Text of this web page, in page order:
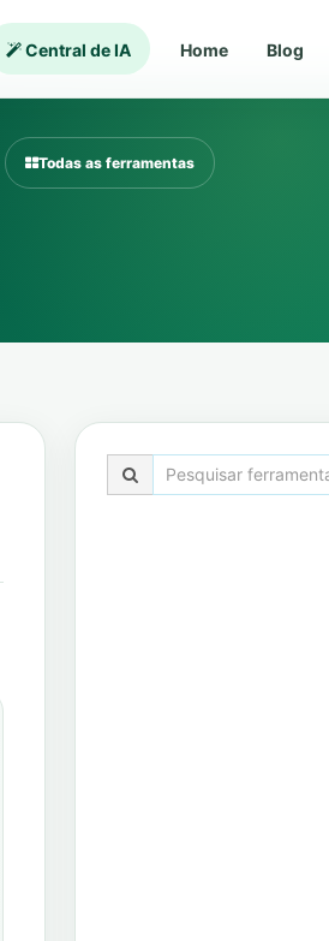
Central de IA Home Blog
Todas as ferramentas